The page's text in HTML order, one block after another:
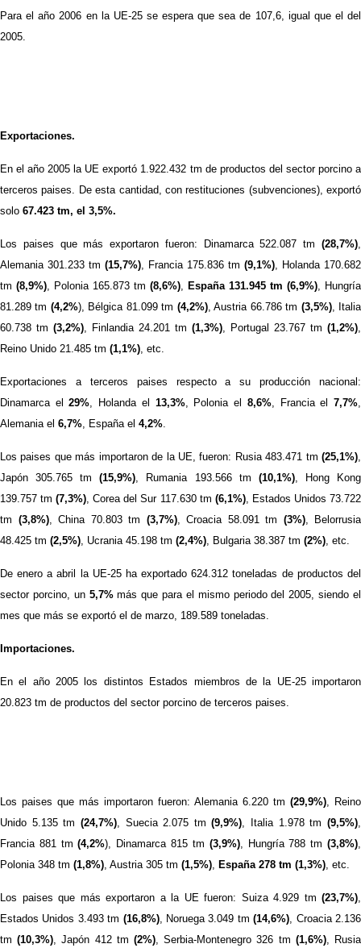
Para el año 2006 en la UE-25 se espera que sea de 107,6, igual que el del
2005.
Exportaciones.
En el año 2005 la UE exportó 1.922.432 tm de productos del sector porcino a
terceros paises. De esta cantidad, con restituciones (subvenciones), exportó
solo 67.423 tm, el 3,5%.
Los paises que más exportaron fueron: Dinamarca 522.087 tm (28,7%)
Alemania 301.233 tm (15,7%) , Francia 175.836 tm (9,1%) , Holanda 170.682
tm (8,9%) , Polonia 165.873 tm (8,6%) España 131.945 tm (6,9%) , Hungría
81.289 tm (4,2%), Bélgica 81.099 tm (4,2%), Austria 66.786 tm (3,5%), Italia
60.738 tm (3,2%) , Finlandia 24.201 tm (1,3%) , Portugal 23.767 tm (1,2%)
Reino Unido 21.485 tm (1,1%) , etc.
Exportaciones a terceros paises respecto a su producción nacional:
Dinamarca el29% , Holanda el 13,3%, Polonia el 8,6%, Francia el7,7%
Alemania el 6,7% , España el 4,2%
Los paises que más importaron de la UE, fueron: Rusia 483.471 tm (25,1%)
Japón 305.765 tm(15,9%) , Rumania 193.566 tm (10,1%), Hong Kong
139.757 tm(7,3%) , Corea del Sur 117.630 tm (6,1%), Estados Unidos 73.722
tm (3,8%), China 70.803 tm (3,7%), Croacia 58.091 tm (3%), Belorrusia
48.425 tm (2,5%) , Ucrania 45.198 tm (2,4%) , Bulgaria 38.387 tm (2%) , etc.
De enero a abril la UE-25 ha exportado 624.312 toneladas de productos del
sector porcino, un 5,7%más que para el mismo periodo del 2005, siendo el
mes que más se exportó el de marzo, 189.589 toneladas.
Importaciones.
En el año 2005 los distintos Estados miembros de la UE-25 importaron
20.823 tm de productos del sector porcino de terceros paises.
Los paises que más importaron fueron: Alemania 6.220 tm (29,9%) , Reino
Unido 5.135 tm (24,7%), Suecia 2.075 tm(9,9%) , Italia 1.978 tm(9,5%)
Francia 881 tm(4,2%), Dinamarca 815 tm (3,9%), Hungría 788 tm(3,8%)
Polonia 348 tm (1,8%) , Austria 305 tm (1,5%) España 278 tm (1,3%) , etc.
Los paises que más exportaron a la UE fueron: Suiza 4.929 tm (23,7%)
Estados Unidos 3.493 tm (16,8%), Noruega 3.049 tm(14,6%) , Croacia 2.136
tm(10,3%) , Japón 412 tm(2%) , Serbia-Montenegro 326 tm (1,6%), Rusia